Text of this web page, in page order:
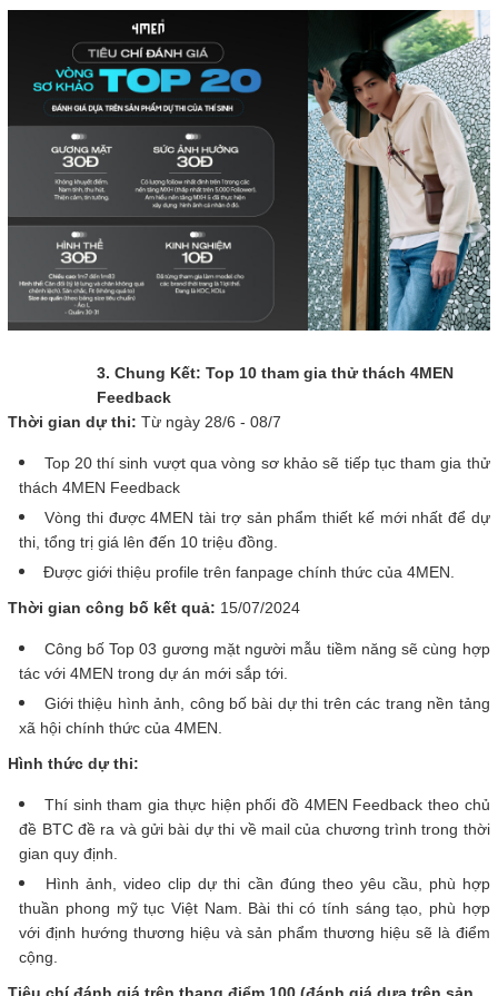
3. Chung Kết: Top 10 tham gia thử thách 4MEN
Feedback
Thời gian dự thi:Từ ngày 28/6 - 08/7
Top 20 thí sinh vượt qua vòng sơ khảo sẽ tiếp tục tham gia thử
thách 4MEN Feedback
Vòng thi được 4MEN tài trợ sản phẩm thiết kế mới nhất để dự
thi, tổng trị giá lên đến 10 triệu đồng.
Được giới thiệu profile trên fanpage chính thức của 4MEN.
Thời gian công bố kết quả: 15/07/2024
Công bố Top 03 gương mặt người mẫu tiềm năng sẽ cùng hợp
tác với 4MEN trong dự án mới sắp tới.
Giới thiệu hình ảnh, công bố bài dự thi trên các trang nền tảng
xã hội chính thức của 4MEN.
Hình thức dự thi:
Thí sinh tham gia thực hiện phối đồ 4MEN Feedback theo chủ
đề BTC đề ra và gửi bài dự thi về mail của chương trình trong thời
gian quy định.
Hình ảnh, video clip dự thi cần đúng theo yêu cầu, phù hợp
thuần phong mỹ tục Việt Nam. Bài thi có tính sáng tạo, phù hợp
với định hướng thương hiệu và sản phẩm thương hiệu sẽ là điểm
cộng.